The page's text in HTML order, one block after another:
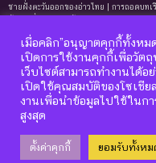
ชายฝั่งตะวันออกของอ่าวไทย | การถอดบท
ทรัพยากรธรรมชาติและมรดกทางวัฒนธรร
ประเทศไทย | ฐานข้อมูลเพรียงหินในเขตภ
บริเวณชายฝั่งตะวันออกของอ่าวไทย | ฐาน
ชายฝั่งทะเลตะวันออกของอ่าวไทย | ฐานข้
ของประเทศไทย | โครงการการถอดบทเรี
บางแสนและแหลมแท่น จังหวัดชลบุรี เพื่อก
นิเวศวิทยา
เมื่อคลิก”อนุญาตคุกกี้ทั้งหม
เปิดการใช้งานคุกกี้เพื่อวัต
เว็บไซต์สามารถทำงานได้อ
เปิดใช้คุณสมบัติของโซเชีย
งานเพื่อนำข้อมูลไปใช้ในก
สูงสุด
ตั้งค่าคุกกี้ ยอมรับทั้งหม